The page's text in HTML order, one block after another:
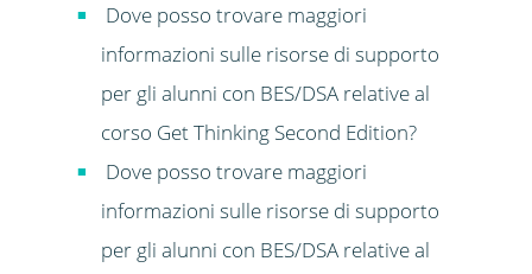
Dove posso trovare maggiori
informazioni sulle risorse di supporto
per gli alunni con BES/DSA relative al
corso Get Thinking Second Edition?
Dove posso trovare maggiori
informazioni sulle risorse di supporto
per gli alunni con BES/DSA relative al